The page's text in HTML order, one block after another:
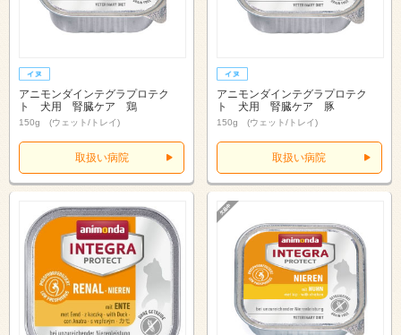
アニモンダインテグラプロテク
ト 犬用 腎臓ケア 鶏
150g (ウェット/トレイ)
取扱い病院
アニモンダインテグラプロテク
ト 犬用 腎臓ケア 豚
150g (ウェット/トレイ)
取扱い病院